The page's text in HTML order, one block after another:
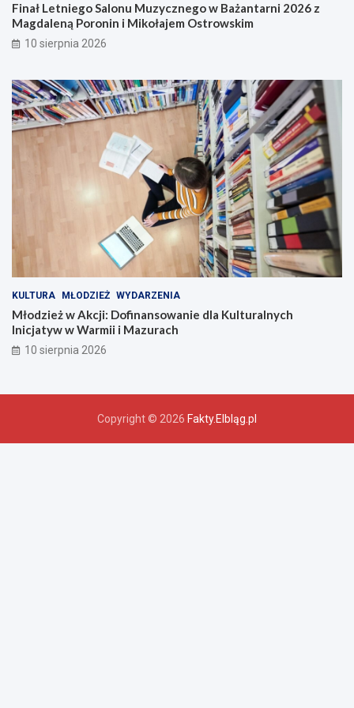
Finał Letniego Salonu Muzycznego w Bażantarni 2026 z
Magdaleną Poronin i Mikołajem Ostrowskim
10 sierpnia 2026
KULTURA MŁODZIEŻ WYDARZENIA
Młodzież w Akcji: Dofinansowanie dla Kulturalnych
Inicjatyw w Warmii i Mazurach
10 sierpnia 2026
Copyright © 2026 Fakty.Elbląg.pl